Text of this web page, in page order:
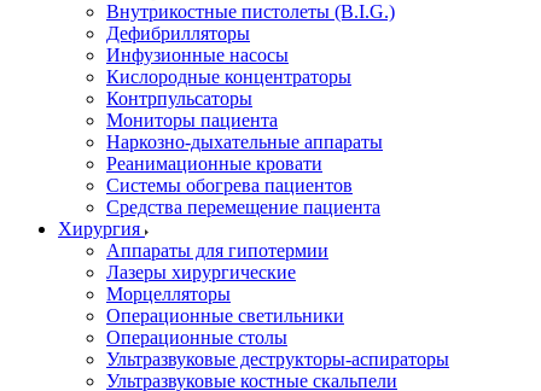
Внутрикостные пистолеты (B.I.G.)
Дефибрилляторы
Инфузионные насосы
Кислородные концентраторы
Контрпульсаторы
Мониторы пациента
Наркозно-дыхательные аппараты
Реанимационные кровати
Системы обогрева пациентов
Средства перемещение пациента
Хирургия
Аппараты для гипотермии
Лазеры хирургические
Морцелляторы
Операционные светильники
Операционные столы
Ультразвуковые деструкторы-аспираторы
Ультразвуковые костные скальпели